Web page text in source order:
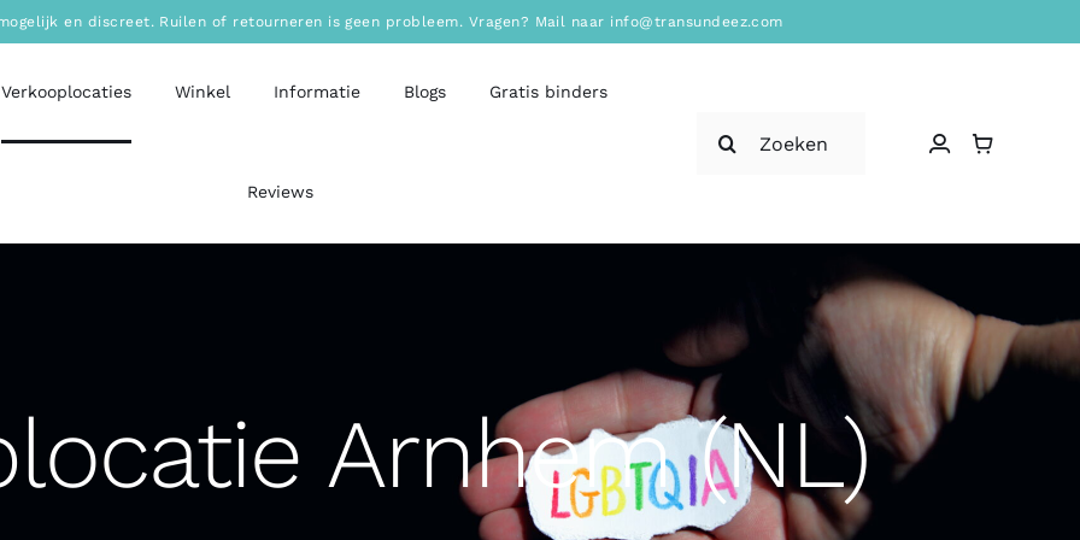
en discreet. Ruilen of retourneren is geen probleem. Vragen? Mail naar info@transundeez.com
Verkooplocaties Winkel Informatie Blogs Gratis binders
Reviews
naar:
Arnhem (NL)